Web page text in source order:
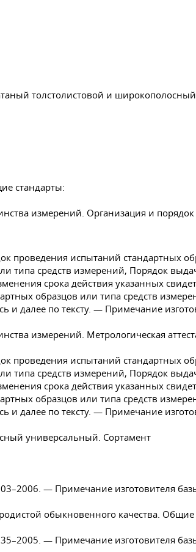
толстолистовой и
стандарты:
измерений. Организация и
проведения испытаний стандартных
типа средств измерений, Порядок
срока действия указанных
образцов или типа средств
и далее по тексту. — Примечание
измерений. Метрологическая
проведения испытаний стандартных
типа средств измерений, Порядок
срока действия указанных
образцов или типа средств
и далее по тексту. — Примечание
универсальный. Сортамент
. — Примечание изготовителя
обыкновенного качества. Общие
. — Примечание изготовителя